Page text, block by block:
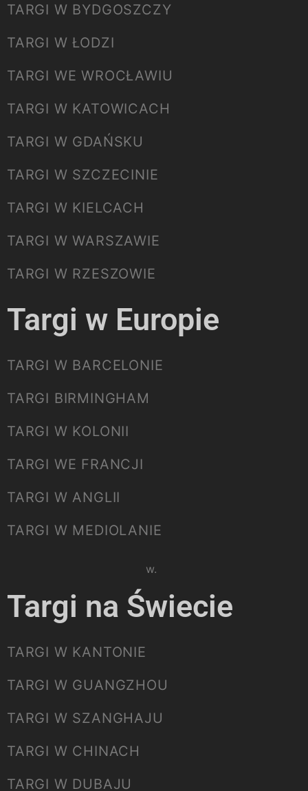
TARGI W BYDGOSZCZY
TARGI W ŁODZI
TARGI WE WROCŁAWIU
TARGI W KATOWICACH
TARGI W GDAŃSKU
TARGI W SZCZECINIE
TARGI W KIELCACH
TARGI W WARSZAWIE
TARGI W RZESZOWIE
Targi w Europie
TARGI W BARCELONIE
TARGI BIRMINGHAM
TARGI W KOLONII
TARGI WE FRANCJI
TARGI W ANGLII
TARGI W MEDIOLANIE
Please select listing to show.
Targi na Świecie
TARGI W KANTONIE
TARGI W GUANGZHOU
TARGI W SZANGHAJU
TARGI W CHINACH
TARGI W DUBAJU